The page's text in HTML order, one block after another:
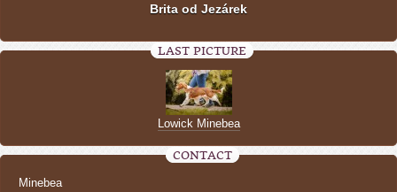
Brita od Jezárek
LAST PICTURE
Lowick Minebea
CONTACT
Minebea